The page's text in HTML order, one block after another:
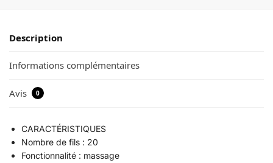
Description
Informations complémentaires
Avis 0
CARACTÉRISTIQUES
Nombre de fils : 20
Fonctionnalité : massage